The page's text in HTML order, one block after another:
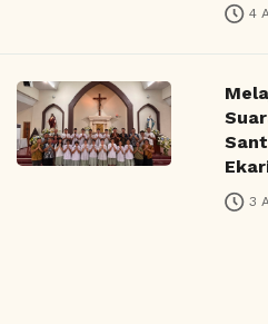
4
3